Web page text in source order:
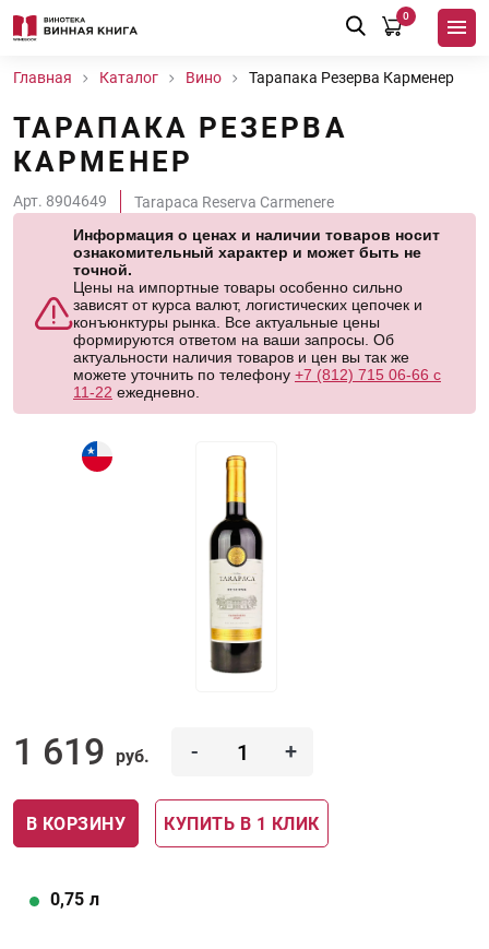
0
Главная Каталог Вино Тарапака Резерва Карменер
ТАРАПАКА РЕЗЕРВА
КАРМЕНЕР
Арт. 8904649
Tarapaca Reserva Carmenere
Информация о ценах и наличии товаров носит
ознакомительный характер и может быть не
точной.
Цены на импортные товары особенно сильно
зависят от курса валют, логистических цепочек и
конъюнктуры рынка. Все актуальные цены
формируются ответом на ваши запросы. Об
актуальности наличия товаров и цен вы так же
можете уточнить по телефону +7 (812) 715 06-66 с
11-22 ежедневно.
1 619 руб. - +
В КОРЗИНУ КУПИТЬ В 1 КЛИК
0,75 л